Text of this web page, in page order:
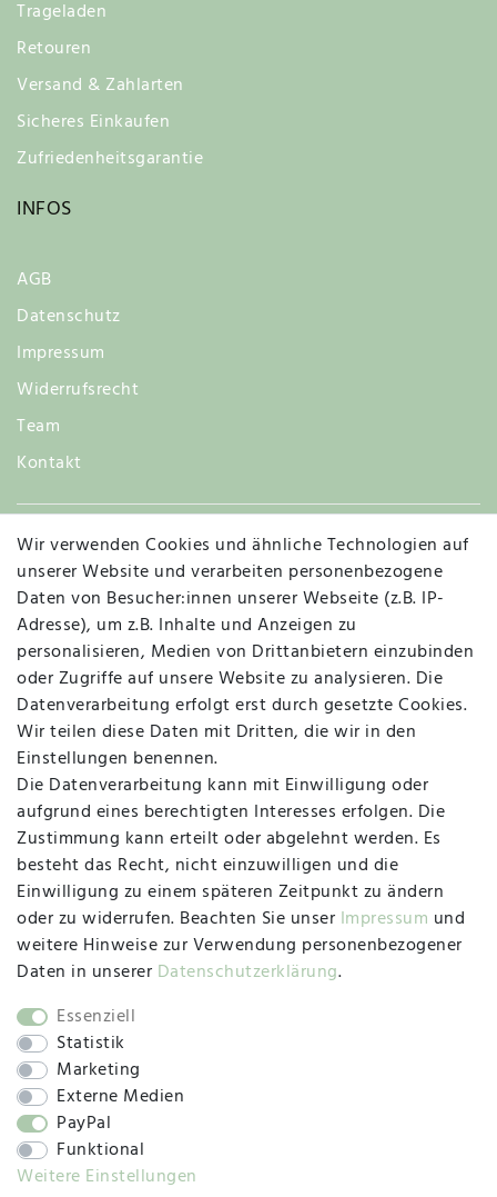
Trageladen
Retouren
Versand & Zahlarten
Sicheres Einkaufen
Zufriedenheitsgarantie
INFOS
AGB
Datenschutz
Impressum
Widerrufsrecht
Team
Kontakt
Widerruf
Vertrag widerrufen Kontakt
MAPALI VOR ORT
Herzogstraße 10
47533 Kleve
Montag, Dienstag, Donnerstag, Freitag
09:00 Uhr bis 13:00 Uhr
Mittwoch
09:00 Uhr bis 12:00 Uhr
SOCIAL
Wir verwenden Cookies und ähnliche Technologien auf
unserer Website und verarbeiten personenbezogene
Daten von Besucher:innen unserer Webseite (z.B. IP-
Adresse), um z.B. Inhalte und Anzeigen zu
personalisieren, Medien von Drittanbietern einzubinden
oder Zugriffe auf unsere Website zu analysieren. Die
Datenverarbeitung erfolgt erst durch gesetzte Cookies.
Wir teilen diese Daten mit Dritten, die wir in den
Einstellungen benennen.
Die Datenverarbeitung kann mit Einwilligung oder
aufgrund eines berechtigten Interesses erfolgen. Die
Zustimmung kann erteilt oder abgelehnt werden. Es
besteht das Recht, nicht einzuwilligen und die
Einwilligung zu einem späteren Zeitpunkt zu ändern
oder zu widerrufen. Beachten Sie unser Impressum und
weitere Hinweise zur Verwendung personenbezogener
Daten in unserer Daten­schutz­erklärung.
Essenziell
Statistik
Marketing
Externe Medien
PayPal
Funktional
Weitere Einstellungen